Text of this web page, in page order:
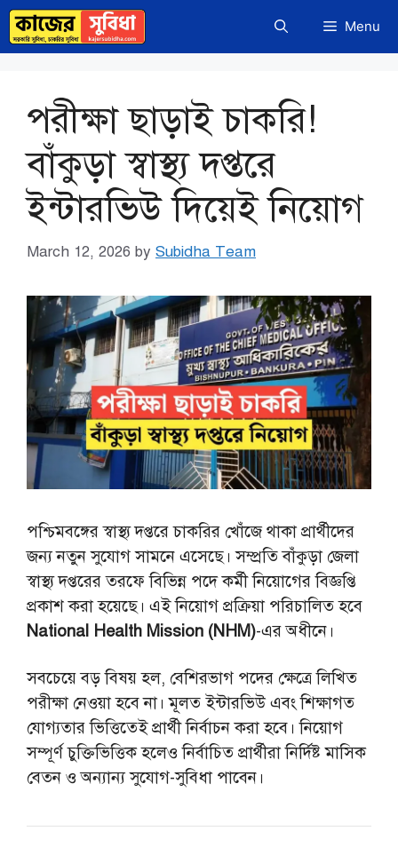
Skip
content
Menu
পরীক্ষা ছাড়াই চাকরি!
বাঁকুড়া স্বাস্থ্য দপ্তরে
ইন্টারভিউ দিয়েই নিয়োগ
March 12, 2026 by Subidha Team
পশ্চিমবঙ্গের স্বাস্থ্য দপ্তরে চাকরির খোঁজে থাকা প্রার্থীদের
জন্য নতুন সুযোগ সামনে এসেছে। সম্প্রতি বাঁকুড়া জেলা
স্বাস্থ্য দপ্তরের তরফে বিভিন্ন পদে কর্মী নিয়োগের বিজ্ঞপ্তি
প্রকাশ করা হয়েছে। এই নিয়োগ প্রক্রিয়া পরিচালিত হবে
National Health Mission (NHM)-এর অধীনে।
সবচেয়ে বড় বিষয় হল, বেশিরভাগ পদের ক্ষেত্রে লিখিত
পরীক্ষা নেওয়া হবে না। মূলত ইন্টারভিউ এবং শিক্ষাগত
যোগ্যতার ভিত্তিতেই প্রার্থী নির্বাচন করা হবে। নিয়োগ
সম্পূর্ণ চুক্তিভিত্তিক হলেও নির্বাচিত প্রার্থীরা নির্দিষ্ট মাসিক
বেতন ও অন্যান্য সুযোগ-সুবিধা পাবেন।